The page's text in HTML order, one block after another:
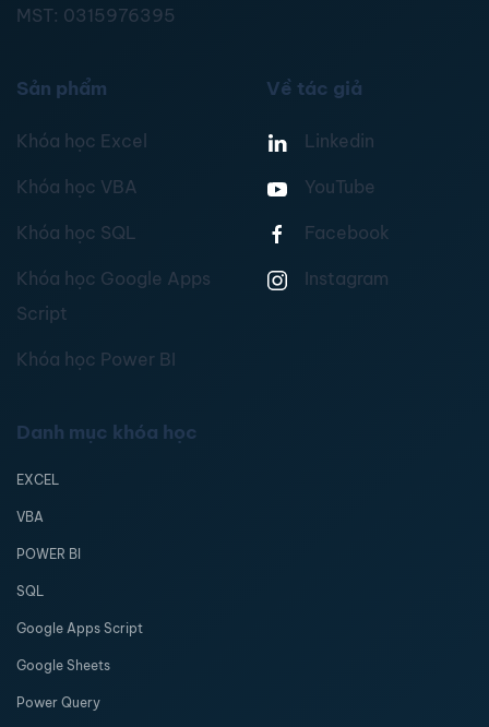
MST: 0315976395
Sản phẩm
Khóa học Excel
Khóa học VBA
Khóa học SQL
Khóa học Google Apps
Script
Khóa học Power BI
Về tác giả
Linkedin
YouTube
Facebook
Instagram
Danh mục khóa học
EXCEL
VBA
POWER BI
SQL
Google Apps Script
Google Sheets
Power Query